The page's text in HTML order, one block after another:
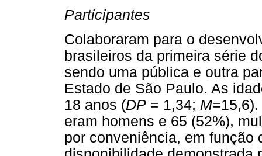
Participantes
Colaboraram para o
brasileiros da primeira série
sendo uma pública e outra
Estado de São Paulo. As
18 anos (DP = 1,34; M
eram homens e 65 (52%),
por conveniência, em função